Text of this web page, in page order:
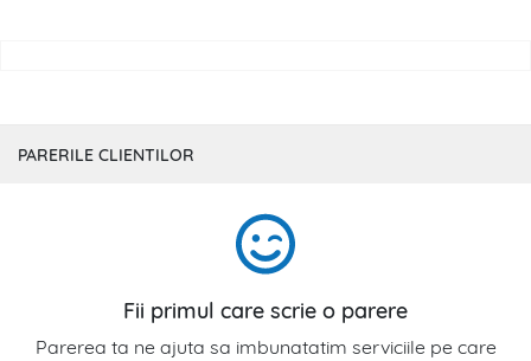
PARERILE CLIENTILOR
Fii primul care scrie o parere
Parerea ta ne ajuta sa imbunatatim serviciile pe care